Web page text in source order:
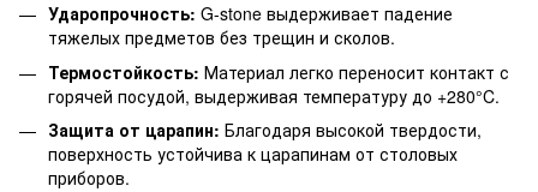
Ударопрочность: G-stone выдерживает падение
тяжелых предметов без трещин и сколов.
Термостойкость: Материал легко переносит контакт с
горячей посудой, выдерживая температуру до +280°C.
Защита от царапин: Благодаря высокой твердости,
поверхность устойчива к царапинам от столовых
приборов.